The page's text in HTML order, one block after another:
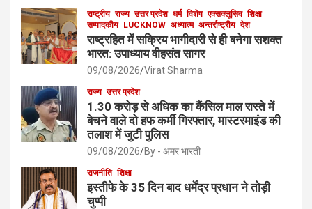
राष्ट्रीय राज्य उत्तर प्रदेश धर्म विशेष एक्सक्लूसिव शिक्षा
सम्पादकीय LUCKNOW अध्यात्म अन्तर्राष्ट्रीय देश
राष्ट्रहित में सक्रिय भागीदारी से ही बनेगा सशक्त
भारत: उपाध्याय वीहसंत सागर
09/08/2026 Virat Sharma
राज्य उत्तर प्रदेश
1.30 करोड़ से अधिक का कैंसिल माल रास्ते में
बेचने वाले दो हफ कर्मी गिरफ्तार, मास्टरमाइंड की
तलाश में जुटी पुलिस
09/08/2026 By - अमर भारती
राजनीति शिक्षा
इस्तीफे के 35 दिन बाद धर्मेंद्र प्रधान ने तोड़ी
चुप्पी